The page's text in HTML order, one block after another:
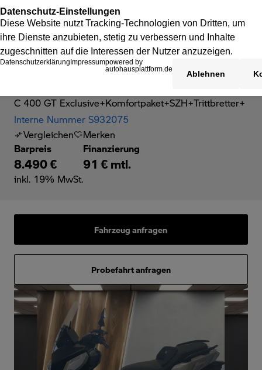
C 400 GT Exclusive+Komfortpaket+SZH+Trittbretter+
Interne Nummer S932075
Vergleichen
Merken
Barpreis
8.490 €
inkl. 19% MwSt.
Finanzierung
91 € mtl.
Fahrzeug anfragen
Probefahrt anfragen